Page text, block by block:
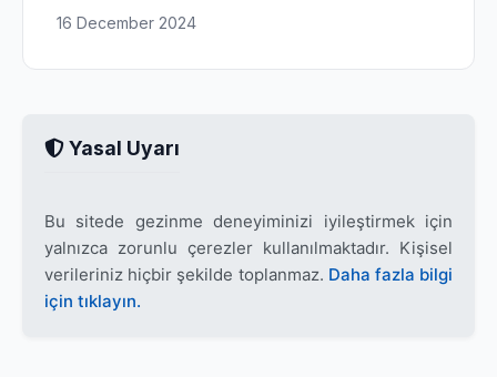
16 December 2024
Yasal Uyarı
Bu sitede gezinme deneyiminizi iyileştirmek için
yalnızca zorunlu çerezler kullanılmaktadır. Kişisel
verileriniz hiçbir şekilde toplanmaz. Daha fazla bilgi
için tıklayın.